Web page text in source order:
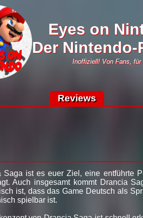
Eyes on
Der
Inoffiziell! Von Fans, für
Reviews
Saga ist es euer Ziel, eine entführte
Auch insgesamt kommt Drancia
ist, dass das Game Deutsch als
spielbar ist.